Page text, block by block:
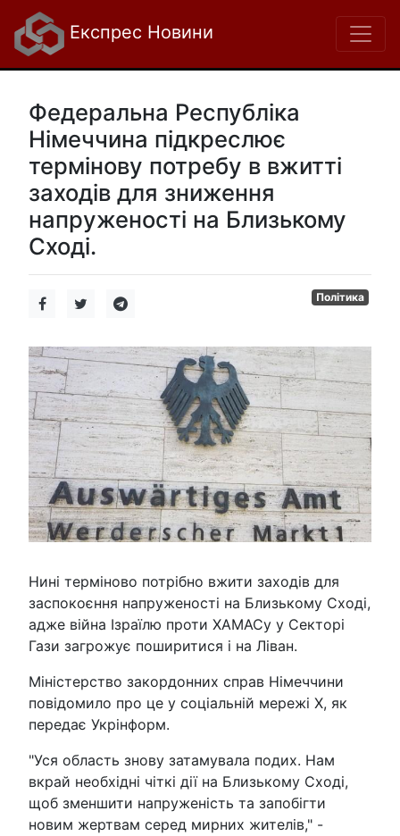
Експрес Новини
Федеральна Республіка
Німеччина підкреслює
термінову потребу в вжитті
заходів для зниження
напруженості на Близькому
Сході.
Політика
Нині терміново потрібно вжити заходів для
заспокоєння напруженості на Близькому Сході,
адже війна Ізраїлю проти ХАМАСу у Секторі
Гази загрожує поширитися і на Ліван.
Міністерство закордонних справ Німеччини
повідомило про це у соціальній мережі Х, як
передає Укрінформ.
"Уся область знову затамувала подих. Нам
вкрай необхідні чіткі дії на Близькому Сході,
щоб зменшити напруженість та запобігти
новим жертвам серед мирних жителів," -